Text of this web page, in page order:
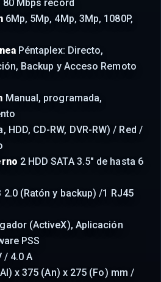
80 Mbps record
6Mp, 5Mp, 4Mp, 3Mp, 1080P,
Péntaplex: Directo,
Backup y Acceso Remoto
Manual, programada,
HDD, CD-RW, DVR-RW) / Red /
2 HDD SATA 3.5" de hasta 6
2.0 (Ratón y backup) /1 RJ45
(ActiveX), Aplicación
PSS
/ 4.0 A
x 375 (An) x 275 (Fo) mm /